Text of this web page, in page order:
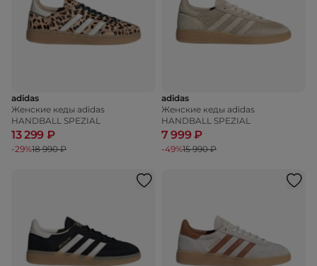
adidas
Женские кеды adidas
HANDBALL SPEZIAL
13 299 ₽
-29%18 990 ₽
adidas
Женские кеды adidas
HANDBALL SPEZIAL
7 999 ₽
-49%15 990 ₽